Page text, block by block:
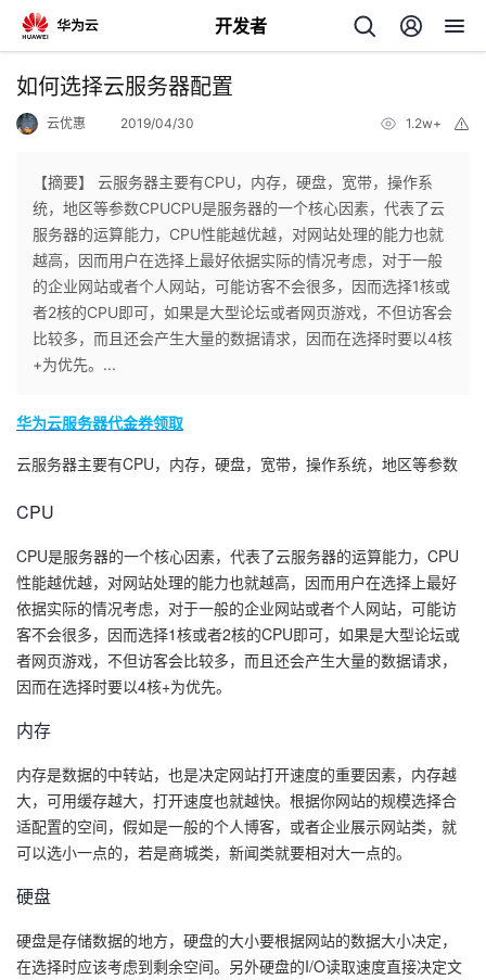
开发者
返
个
人
主
页
我
的
开
发
者
我
的
博
客
我
的
论
坛
我
的
圈
子
我
的
直
播
我
的
活
动
我
的
关
我
的
开
发
者
学
堂
我
的
课
程
我
的
认
证
我
的
实
我
的
我
的
Programs
我
的
支
持
我
的
技
术
支
持
我
的
云
声
建
如何选择云服务器配置
云优惠 2019/04/30 1.2w+
【摘要】 云服务器主要有CPU，内存，硬盘，宽带，操作系
统，地区等参数CPUCPU是服务器的一个核心因素，代表了云
服务器的运算能力，CPU性能越优越，对网站处理的能力也就
越高，因而用户在选择上最好依据实际的情况考虑，对于一般
的企业网站或者个人网站，可能访客不会很多，因而选择1核或
者2核的CPU即可，如果是大型论坛或者网页游戏，不但访客会
比较多，而且还会产生大量的数据请求，因而在选择时要以4核
+为优先。...
华为云服务器代金券领取
云服务器主要有CPU，内存，硬盘，宽带，操作系统，地区等参数
CPU
CPU是服务器的一个核心因素，代表了云服务器的运算能力，CPU
性能越优越，对网站处理的能力也就越高，因而用户在选择上最好
依据实际的情况考虑，对于一般的企业网站或者个人网站，可能访
客不会很多，因而选择1核或者2核的CPU即可，如果是大型论坛或
者网页游戏，不但访客会比较多，而且还会产生大量的数据请求，
因而在选择时要以4核+为优先。
内存
内存是数据的中转站，也是决定网站打开速度的重要因素，内存越
大，可用缓存越大，打开速度也就越快。根据你网站的规模选择合
适配置的空间，假如是一般的个人博客，或者企业展示网站类，就
可以选小一点的，若是商城类，新闻类就要相对大一点的。
硬盘
硬盘是存储数据的地方，硬盘的大小要根据网站的数据大小决定，
在选择时应该考虑到剩余空间。另外硬盘的I/O读取速度直接决定文